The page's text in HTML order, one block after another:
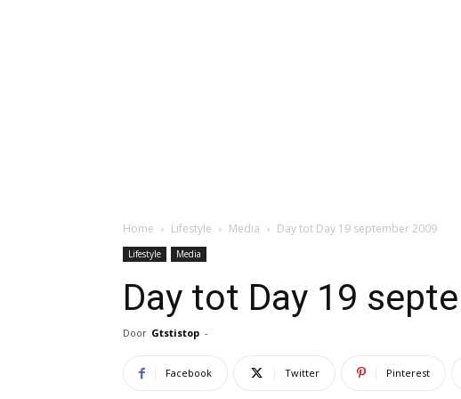
Home Lifestyle Media Day tot Day 19 september 2009
Lifestyle Media
Day tot Day 19
Door Gtstistop -
Facebook Twitter Pinterest